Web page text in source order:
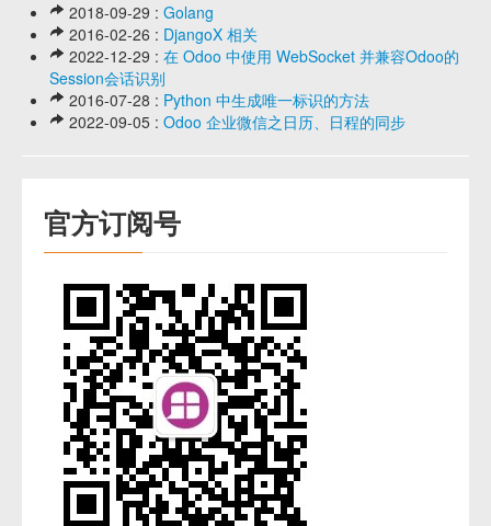
2018-09-29 : Golang
2016-02-26 : DjangoX 相关
2022-12-29 : 在 Odoo 中使用 WebSocket 并兼容Odoo的
Session会话识别
2016-07-28 : Python 中生成唯一标识的方法
2022-09-05 : Odoo 企业微信之日历、日程的同步
官方订阅号